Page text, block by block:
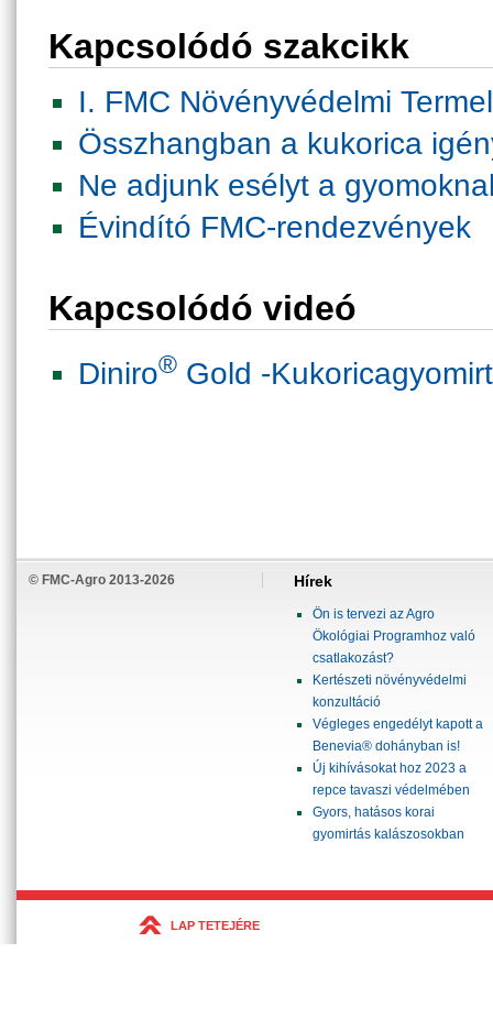
Kapcsolódó szakcikk
I. FMC Növényvédelmi
Összhangban a kukorica
Ne adjunk esélyt a
Évindító FMC-rendezvények
Kapcsolódó videó
Diniro® Gold -
© FMC-Agro 2013-2026 Hírek
Ön is tervezi az Agro
Ökológiai Programhoz való
csatlakozást?
Kertészeti növényvédelmi
konzultáció
Végleges engedélyt kapott a
Benevia® dohányban is!
Új kihívásokat hoz 2023 a
repce tavaszi védelmében
Gyors, hatásos korai
gyomirtás kalászosokban
LAP TETEJÉRE